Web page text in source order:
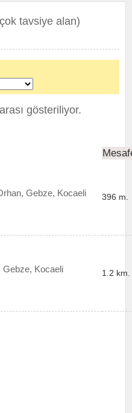
tavsiye alan)
gösteriliyor.
Gebze, Kocaeli 396 m.
Gebze, Kocaeli 1.2 km.